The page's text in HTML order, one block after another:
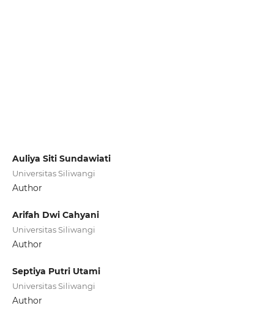
Auliya Siti Sundawiati
Universitas Siliwangi
Author
Arifah Dwi Cahyani
Universitas Siliwangi
Author
Septiya Putri Utami
Universitas Siliwangi
Author